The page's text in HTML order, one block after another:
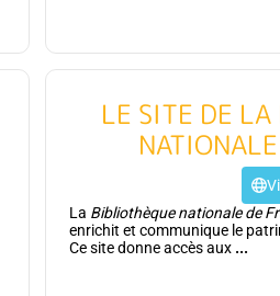
LE SITE DE
La Bibliothèque nationale de
enrichit et communique le
Ce site donne accès aux ...